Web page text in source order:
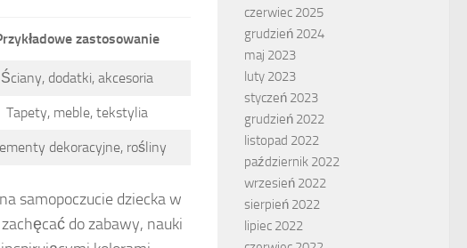
zastosowanie
Ściany, dodatki, akcesoria
Tapety, meble, tekstylia
dekoracyjne, rośliny
samopoczucie dziecka w
do zabawy, nauki
czerwiec 2025
grudzień 2024
maj 2023
luty 2023
styczeń 2023
grudzień 2022
listopad 2022
październik 2022
wrzesień 2022
sierpień 2022
lipiec 2022